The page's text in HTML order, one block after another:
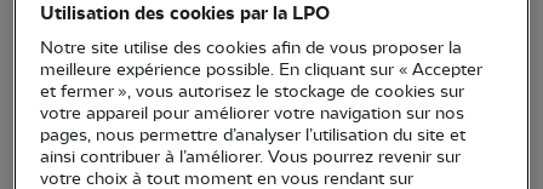
Jumelles Leica Ultravid 8x42
HD plus
(Ref.OP0352)
2 199,00 €
Utilisation des cookies par la LPO
Notre site utilise des cookies afin de vous proposer la
meilleure expérience possible. En cliquant sur « Accepter
et fermer », vous autorisez le stockage de cookies sur
votre appareil pour améliorer votre navigation sur nos
pages, nous permettre d’analyser l’utilisation du site et
ainsi contribuer à l’améliorer. Vous pourrez revenir sur
votre choix à tout moment en vous rendant sur